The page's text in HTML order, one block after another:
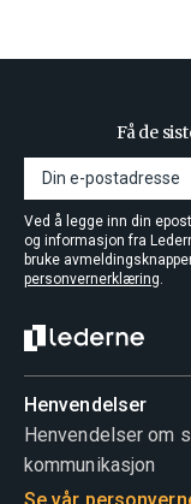
Skjule ditt
medlemmer?
Få de
Ved å legge inn din
og informasjon fra
bruke
personvernerklæring.
Henvendelser
Henvendelser om
kommunikasjon